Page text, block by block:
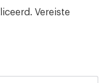
Vereiste